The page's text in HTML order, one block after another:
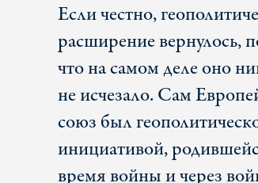
Если честно,
расширение вернулось,
что на самом деле оно
не исчезало. Сам
союз был
инициативой,
время войны и через